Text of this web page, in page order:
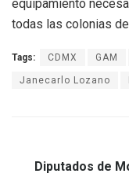
equipamiento
todas las colonias
Tags: CDMX GAM
Janecarlo Lozano
Diputados de